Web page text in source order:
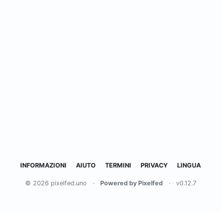
INFORMAZIONI AIUTO TERMINI PRIVACY LINGUA
© 2026 pixelfed.uno · Powered by Pixelfed · v0.12.7